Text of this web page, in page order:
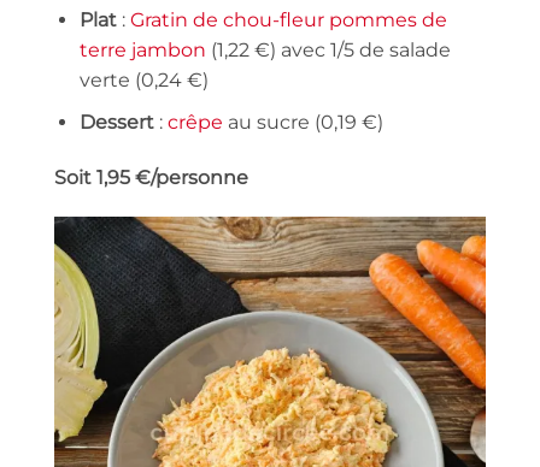
Plat: Gratin de chou-fleur pommes de
terre jambon (1,22 €) avec 1/5 de salade
verte (0,24 €)
Dessert: crêpe au sucre (0,19 €)
Soit 1,95 €/personne